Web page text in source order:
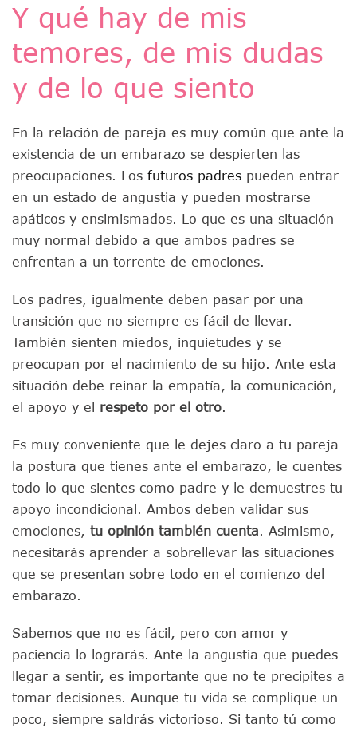
Y qué hay de mis
temores, de mis dudas
y de lo que siento
En la relación de pareja es muy común que ante la
existencia de un embarazo se despierten las
preocupaciones. Los futuros padres pueden entrar
en un estado de angustia y pueden mostrarse
apáticos y ensimismados. Lo que es una situación
muy normal debido a que ambos padres se
enfrentan a un torrente de emociones.
Los padres, igualmente deben pasar por una
transición que no siempre es fácil de llevar.
También sienten miedos, inquietudes y se
preocupan por el nacimiento de su hijo. Ante esta
situación debe reinar la empatía, la comunicación,
el apoyo y el respeto por el otro.
Es muy conveniente que le dejes claro a tu pareja
la postura que tienes ante el embarazo, le cuentes
todo lo que sientes como padre y le demuestres tu
apoyo incondicional. Ambos deben validar sus
emociones, tu opinión también cuenta. Asimismo,
necesitarás aprender a sobrellevar las situaciones
que se presentan sobre todo en el comienzo del
embarazo.
Sabemos que no es fácil, pero con amor y
paciencia lo lograrás. Ante la angustia que puedes
llegar a sentir, es importante que no te precipites a
tomar decisiones. Aunque tu vida se complique un
poco, siempre saldrás victorioso. Si tanto tú como